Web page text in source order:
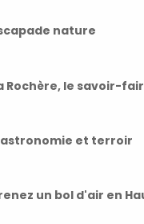
nature
Rochère, le savoir-
et terroir
un bol d'air en